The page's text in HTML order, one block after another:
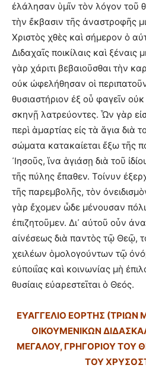
ἐλάλησαν ὑμῖν τὸν λόγον τοῦ
τὴν ἔκβασιν τῆς ἀναστροφῆς
Χριστὸς χθὲς καὶ σήμερον ὁ
Διδαχαῖς ποικίλαις καὶ
γὰρ χάριτι βεβαιοῦσθαι τὴν
οὐκ ὠφελήθησαν οἱ
θυσιαστήριον ἐξ οὗ φαγεῖν
σκηνῇ λατρεύοντες. Ὧν γὰρ
περὶ ἁμαρτίας εἰς τὰ ἅγια διὰ
σώματα κατακαίεται ἔξω τῆς
᾽Ιησοῦς, ἵνα ἁγιάσῃ διὰ τοῦ
τῆς πύλης ἔπαθεν. Τοίνυν
τῆς παρεμβολῆς, τὸν
γὰρ ἔχομεν ὧδε μένουσαν
ἐπιζητοῦμεν. Δι᾽ αὐτοῦ οὖν
αἰνέσεως διὰ παντὸς τῷ Θεῷ,
χειλέων ὁμολογούντων τῷ
εὐποιΐας καὶ κοινωνίας μὴ
θυσίαις εὐαρεστεῖται ὁ Θεός.
ΕΥΑΓΓΕΛΙΟ ΕΟΡΤΗΣ (ΤΡΙΩΝ
ΟΙΚΟΥΜΕΝΙΚΩΝ
ΜΕΓΑΛΟΥ, ΓΡΗΓΟΡΙΟΥ ΤΟΥ
ΤΟΥ